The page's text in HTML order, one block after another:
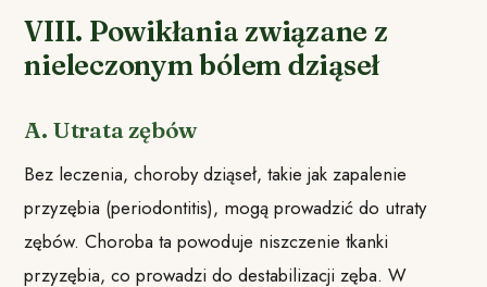
VIII. Powikłania związane z
nieleczonym bólem dziąseł
A. Utrata zębów
Bez leczenia, choroby dziąseł, takie jak zapalenie
przyzębia (periodontitis), mogą prowadzić do utraty
zębów. Choroba ta powoduje niszczenie tkanki
przyzębia, co prowadzi do destabilizacji zęba. W